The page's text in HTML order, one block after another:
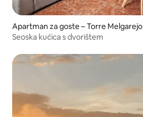
Apartman za goste – Torre Melgarejo
Seoska kućica s dvorištem